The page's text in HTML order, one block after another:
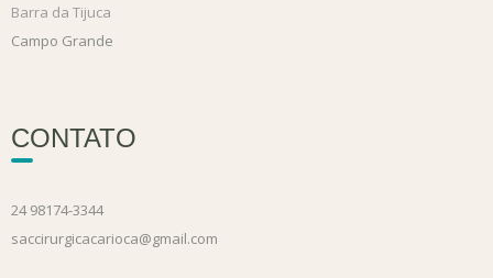
Barra da Tijuca
Campo Grande
CONTATO
24 98174-3344
saccirurgicacarioca@gmail.com